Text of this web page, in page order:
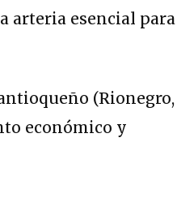
arteria esencial
(Rionegro,
económico y